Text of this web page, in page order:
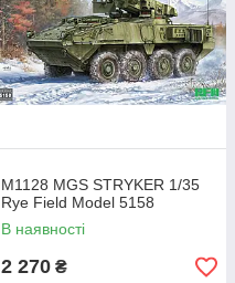
M1128 MGS STRYKER 1/35
Rye Field Model 5158
В наявності
2 270 ₴